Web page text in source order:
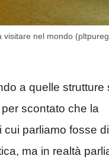
visitare nel mondo
a quelle strutture
scontato che la
cui parliamo fosse
ma in realtà